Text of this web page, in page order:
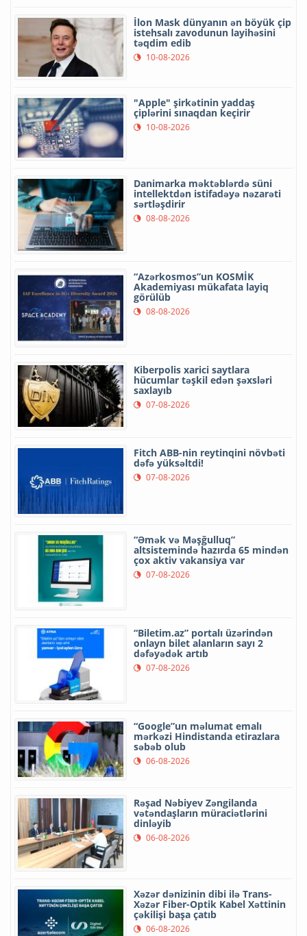
İlon Mask dünyanın ən böyük çip
istehsalı zavodunun layihəsini
təqdim edib
10-08-2026
"Apple" şirkətinin yaddaş
çiplərini sınaqdan keçirir
10-08-2026
Danimarka məktəblərdə süni
intellektdən istifadəyə nəzarəti
sərtləşdirir
08-08-2026
“Azərkosmos”un KOSMİK
Akademiyası mükafata layiq
görülüb
08-08-2026
Kiberpolis xarici saytlara
hücumlar təşkil edən şəxsləri
saxlayıb
07-08-2026
Fitch ABB-nin reytinqini növbəti
dəfə yüksəltdi!
07-08-2026
“Əmək və Məşğulluq”
altsistemində hazırda 65 mindən
çox aktiv vakansiya var
07-08-2026
“Biletim.az” portalı üzərindən
onlayn bilet alanların sayı 2
dəfəyədək artıb
07-08-2026
“Google”un məlumat emalı
mərkəzi Hindistanda etirazlara
səbəb olub
06-08-2026
Rəşad Nəbiyev Zəngilanda
vətəndaşların müraciətlərini
dinləyib
06-08-2026
Xəzər dənizinin dibi ilə Trans-
Xəzər Fiber-Optik Kabel Xəttinin
çəkilişi başa çatıb
06-08-2026